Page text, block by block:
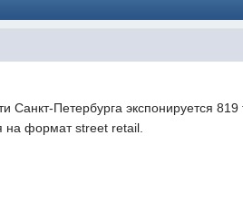
Санкт-Петербурга экспонируется
на формат street retail.